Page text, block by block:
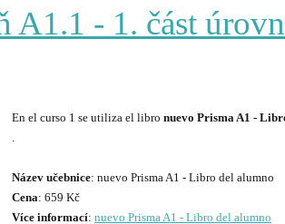
A1.1 - 1. část
En el curso 1 se utiliza el libro nuevo Prisma A1 -
Název učebnice
Cena
Více informací: nuevo Prisma A1 - Libro del alumno